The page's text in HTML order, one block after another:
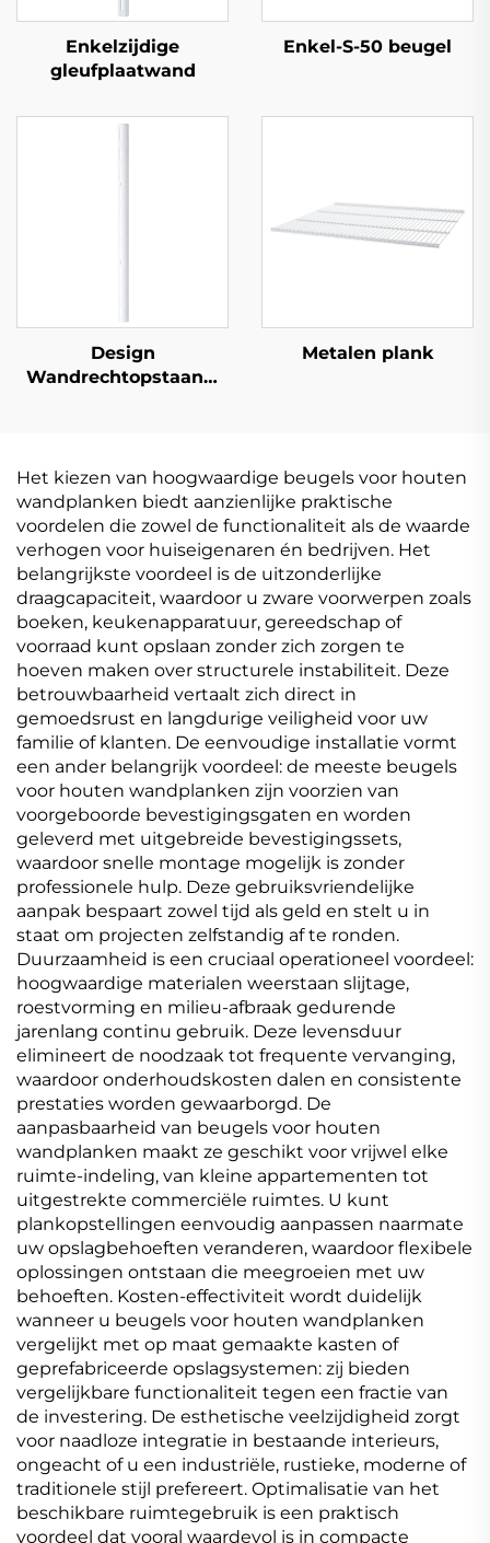
Enkelzijdige
gleufplaatwand
Enkel-S-50 beugel
Design
Wandrechtopstaand,
Metalen plank
Het kiezen van hoogwaardige beugels voor houten
wandplanken biedt aanzienlijke praktische
voordelen die zowel de functionaliteit als de waarde
verhogen voor huiseigenaren én bedrijven. Het
belangrijkste voordeel is de uitzonderlijke
draagcapaciteit, waardoor u zware voorwerpen zoals
boeken, keukenapparatuur, gereedschap of
voorraad kunt opslaan zonder zich zorgen te
hoeven maken over structurele instabiliteit. Deze
betrouwbaarheid vertaalt zich direct in
gemoedsrust en langdurige veiligheid voor uw
familie of klanten. De eenvoudige installatie vormt
een ander belangrijk voordeel: de meeste beugels
voor houten wandplanken zijn voorzien van
voorgeboorde bevestigingsgaten en worden
geleverd met uitgebreide bevestigingssets,
waardoor snelle montage mogelijk is zonder
professionele hulp. Deze gebruiksvriendelijke
aanpak bespaart zowel tijd als geld en stelt u in
staat om projecten zelfstandig af te ronden.
Duurzaamheid is een cruciaal operationeel voordeel:
hoogwaardige materialen weerstaan slijtage,
roestvorming en milieu-afbraak gedurende
jarenlang continu gebruik. Deze levensduur
elimineert de noodzaak tot frequente vervanging,
waardoor onderhoudskosten dalen en consistente
prestaties worden gewaarborgd. De
aanpasbaarheid van beugels voor houten
wandplanken maakt ze geschikt voor vrijwel elke
ruimte-indeling, van kleine appartementen tot
uitgestrekte commerciële ruimtes. U kunt
plankopstellingen eenvoudig aanpassen naarmate
uw opslagbehoeften veranderen, waardoor flexibele
oplossingen ontstaan die meegroeien met uw
behoeften. Kosten-effectiviteit wordt duidelijk
wanneer u beugels voor houten wandplanken
vergelijkt met op maat gemaakte kasten of
geprefabriceerde opslagsystemen: zij bieden
vergelijkbare functionaliteit tegen een fractie van
de investering. De esthetische veelzijdigheid zorgt
voor naadloze integratie in bestaande interieurs,
ongeacht of u een industriële, rustieke, moderne of
traditionele stijl prefereert. Optimalisatie van het
beschikbare ruimtegebruik is een praktisch
voordeel dat vooral waardevol is in compacte